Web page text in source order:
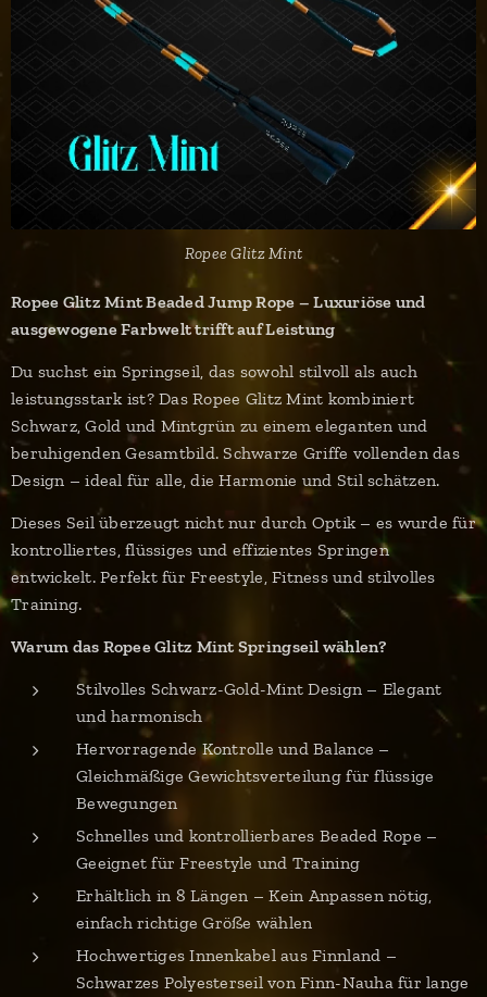
Ropee Glitz Mint
Ropee Glitz Mint Beaded Jump Rope – Luxuriöse und
ausgewogene Farbwelt trifft auf Leistung
Du suchst ein Springseil, das sowohl stilvoll als auch
leistungsstark ist? Das Ropee Glitz Mint kombiniert
Schwarz, Gold und Mintgrün zu einem eleganten und
beruhigenden Gesamtbild. Schwarze Griffe vollenden das
Design – ideal für alle, die Harmonie und Stil schätzen.
Dieses Seil überzeugt nicht nur durch Optik – es wurde für
kontrolliertes, flüssiges und effizientes Springen
entwickelt. Perfekt für Freestyle, Fitness und stilvolles
Training.
Warum das Ropee Glitz Mint Springseil wählen?
Stilvolles Schwarz-Gold-Mint Design – Elegant
und harmonisch
Hervorragende Kontrolle und Balance –
Gleichmäßige Gewichtsverteilung für flüssige
Bewegungen
Schnelles und kontrollierbares Beaded Rope –
Geeignet für Freestyle und Training
Erhältlich in 8 Längen – Kein Anpassen nötig,
einfach richtige Größe wählen
Hochwertiges Innenkabel aus Finnland –
Schwarzes Polyesterseil von Finn-Nauha für lange